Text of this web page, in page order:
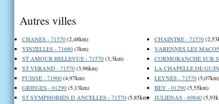
Autres villes
CHANES - 71570(2,48km)
VINZELLES - 71680(3km)
ST AMOUR BELLEVUE - 71570(3,3km)
ST VERAND - 71570(3,96km)
FUISSE - 71960(4,97km)
GRIEGES - 01290(5,13km)
ST SYMPHORIEN D ANCELLES - 71570(5,85km)
CHAINTRE - 71570
VARENNES LES
CORMORANCHE SUR
LA CHAPELLE DE
LEYNES - 71570(5,07km)
BEY - 01290(5,55km)
JULIENAS - 69840